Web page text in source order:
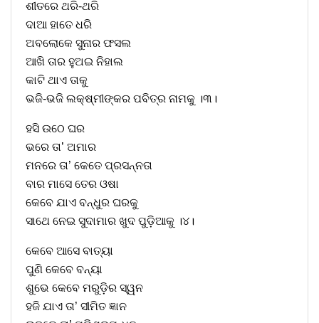
ଶୀତରେ ଥରି-ଥରି
ଦାଆ ହାତେ ଧରି
ଅବଲୋକେ ସୁନାର ଫସଲ
ଆଖି ତାର ହୁଅଇ ନିହାଲ
କାଟି ଥାଏ ତାକୁ
ଭଜି-ଭଜି ଲକ୍ଷ୍ମୀଙ୍କର ପବିତ୍ର ନାମକୁ ।୩।
ହସି ଉଠେ ଘର
ଭରେ ତା’ ଅମାର
ମନରେ ତା’ କେତେ ପ୍ରସନ୍ନତା
ବାର ମାସେ ତେର ଓଷା
କେବେ ଯାଏ ବନ୍ଧୁର ଘରକୁ
ସାଥେ ନେଇ ସୁଦାମାର ଖୁଦ ପୁଡ଼ିଆକୁ ।୪।
କେବେ ଆସେ ବାତ୍ୟା
ପୁଣି କେବେ ବନ୍ୟା
ଶୁଭେ କେବେ ମରୁଡ଼ିର ସ୍ୱନ
ହଜି ଯାଏ ତା’ ସୀମିତ ଜ୍ଞାନ